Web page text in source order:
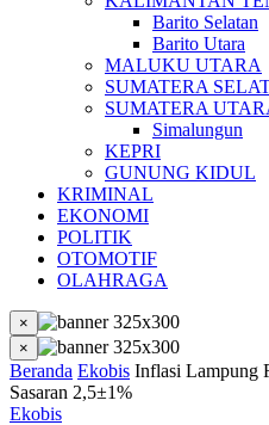
Barito Selatan
Barito Utara
MALUKU UTARA
SUMATERA
SUMATERA
Simalungun
KEPRI
GUNUNG KIDUL
KRIMINAL
EKONOMI
POLITIK
OTOMOTIF
OLAHRAGA
×
×
Beranda Ekobis Inflasi Lampung
Sasaran 2,5±1%
Ekobis